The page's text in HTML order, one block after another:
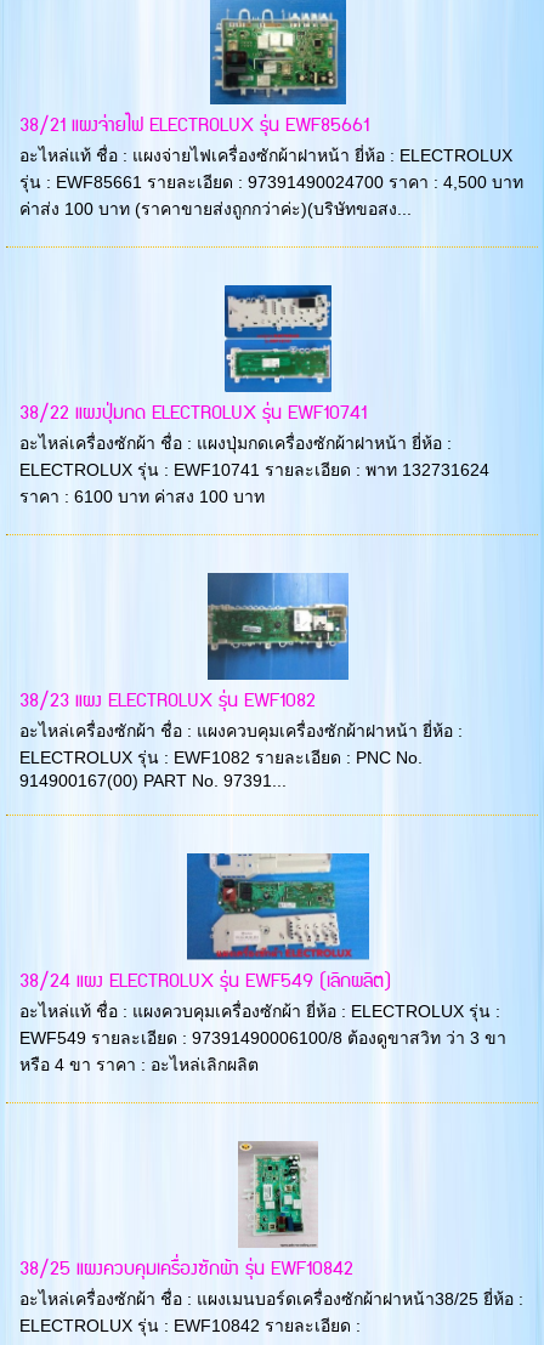
38/21 แผงจ่ายไฟ ELECTROLUX รุ่น EWF85661
อะไหล่แท้ ชื่อ : แผงจ่ายไฟเครื่องซักผ้าฝาหน้า ยี่ห้อ : ELECTROLUX
รุ่น : EWF85661 รายละเอียด : 97391490024700 ราคา : 4,500 บาท
ค่าส่ง 100 บาท (ราคาขายส่งถูกกว่าค่ะ)(บริษัทขอสง...
38/22 แผงปุ่มกด ELECTROLUX รุ่น EWF10741
อะไหล่เครื่องซักผ้า ชื่อ : แผงปุ่มกดเครื่องซักผ้าฝาหน้า ยี่ห้อ :
ELECTROLUX รุ่น : EWF10741 รายละเอียด : พาท 132731624
ราคา : 6100 บาท ค่าสง 100 บาท
38/23 แผง ELECTROLUX รุ่น EWF1082
อะไหล่เครื่องซักผ้า ชื่อ : แผงควบคุมเครื่องซักผ้าฝาหน้า ยี่ห้อ :
ELECTROLUX รุ่น : EWF1082 รายละเอียด : PNC No.
914900167(00) PART No. 97391...
38/24 แผง ELECTROLUX รุ่น EWF549 (เลิกผลิต)
อะไหล่แท้ ชื่อ : แผงควบคุมเครื่องซักผ้า ยี่ห้อ : ELECTROLUX รุ่น :
EWF549 รายละเอียด : 97391490006100/8 ต้องดูขาสวิท ว่า 3 ขา
หรือ 4 ขา ราคา : อะไหล่เลิกผลิต
38/25 แผงควบคุมเครื่องซักผ้า รุ่น EWF10842
อะไหล่เครื่องซักผ้า ชื่อ : แผงเมนบอร์ดเครื่องซักผ้าฝาหน้า38/25 ยี่ห้อ :
ELECTROLUX รุ่น : EWF10842 รายละเอียด :